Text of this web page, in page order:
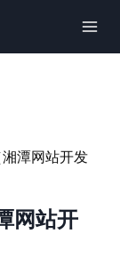
潭网站开发
网站开